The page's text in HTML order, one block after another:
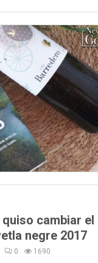
quiso cambiar el
negre 2017
0 1690